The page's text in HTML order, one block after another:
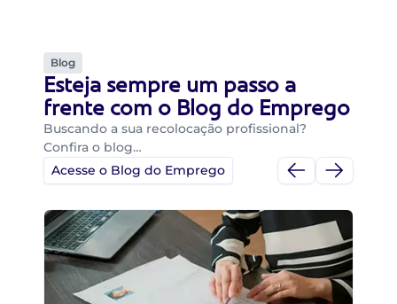
Blog
Esteja sempre um passo a
frente com o Blog do Emprego
Buscando a sua recolocação profissional?
Confira o blog…
Acesse o Blog do Emprego